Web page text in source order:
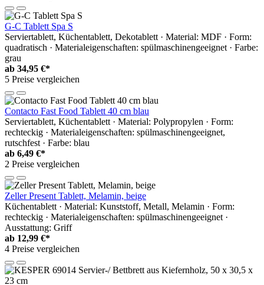
G-C Tablett Spa S
Serviertablett, Küchentablett, Dekotablett · Material: MDF · Form:
quadratisch · Materialeigenschaften: spülmaschinengeeignet · Farbe:
grau
ab 34,95 €*
5 Preise vergleichen
Contacto Fast Food Tablett 40 cm blau
Serviertablett, Küchentablett · Material: Polypropylen · Form:
rechteckig · Materialeigenschaften: spülmaschinengeeignet,
rutschfest · Farbe: blau
ab 6,49 €*
2 Preise vergleichen
Zeller Present Tablett, Melamin, beige
Küchentablett · Material: Kunststoff, Metall, Melamin · Form:
rechteckig · Materialeigenschaften: spülmaschinengeeignet ·
Ausstattung: Griff
ab 12,99 €*
4 Preise vergleichen